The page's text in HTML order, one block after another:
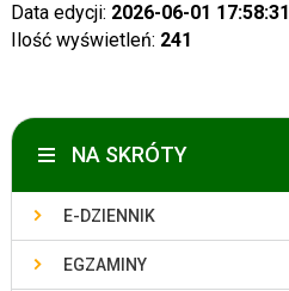
Data edycji: 2026-06-01 17:58:31
Ilość wyświetleń: 241
NA SKRÓTY
E-DZIENNIK
EGZAMINY